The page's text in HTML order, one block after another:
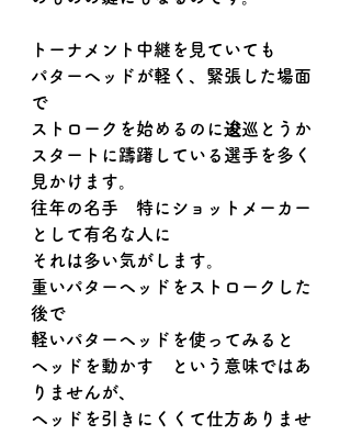
トーナメント中継を見ていても
パターヘッドが軽く、緊張した場面
で
ストロークを始めるのに逡巡とうか
スタートに躊躇している選手を多く
見かけます。
往年の名手　特にショットメーカー
として有名な人に
それは多い気がします。
重いパターヘッドをストロークした
後で
軽いパターヘッドを使ってみると
ヘッドを動かす　という意味ではあ
りませんが、
ヘッドを引きにくくて仕方ありませ